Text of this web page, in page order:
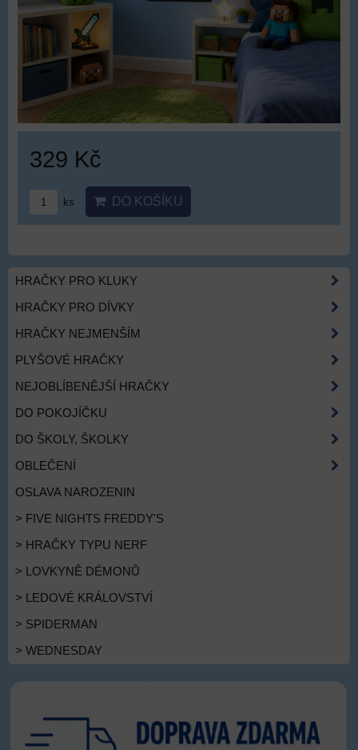
329 Kč
ks DO KOŠÍKU
HRAČKY PRO KLUKY
HRAČKY PRO DÍVKY
HRAČKY NEJMENŠÍM
PLYŠOVÉ HRAČKY
NEJOBLÍBENĚJŠÍ HRAČKY
DO POKOJÍČKU
DO ŠKOLY, ŠKOLKY
OBLEČENÍ
OSLAVA NAROZENIN
> FIVE NIGHTS FREDDY'S
> HRAČKY TYPU NERF
> LOVKYNĚ DÉMONŮ
> LEDOVÉ KRÁLOVSTVÍ
> SPIDERMAN
> WEDNESDAY